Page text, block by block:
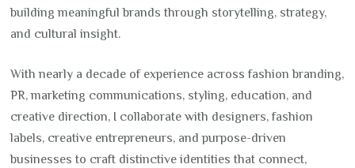
building meaningful brands through storytelling, strategy,
and cultural insight.
With nearly a decade of experience across fashion branding,
PR, marketing communications, styling, education, and
creative direction, I collaborate with designers, fashion
labels, creative entrepreneurs, and purpose-driven
businesses to craft distinctive identities that connect,